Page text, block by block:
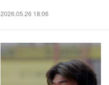
2026.05.26 18:06